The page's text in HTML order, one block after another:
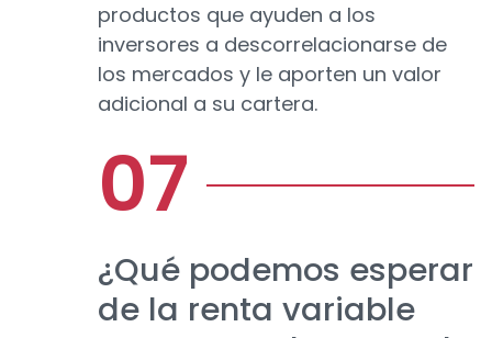
productos que ayuden a los
inversores a descorrelacionarse de
los mercados y le aporten un valor
adicional a su cartera.
¿Qué podemos esperar
de la renta variable